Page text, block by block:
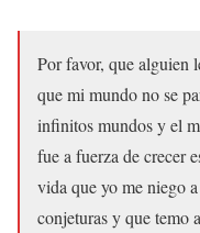
Por favor, que alguien
que mi mundo no se
infinitos mundos y el
fue a fuerza de crecer
vida que yo me niego
conjeturas y que temo